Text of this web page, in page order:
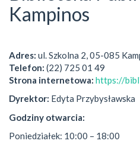
Kampinos
Adres: ul. Szkolna 2, 05-085
Telefon: (22) 725 01 49
Strona internetowa: https://
Dyrektor: Edyta Przybysławska
Godziny otwarcia:
Poniedziałek: 10:00 – 18:00